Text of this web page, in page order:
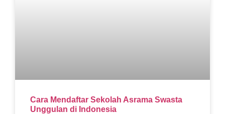
Cara Mendaftar Sekolah Asrama Swasta
Unggulan di Indonesia